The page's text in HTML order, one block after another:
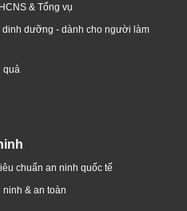
& Tổng vụ
dưỡng - dành cho người làm
quả
chuẩn an ninh quốc tế
& an toàn